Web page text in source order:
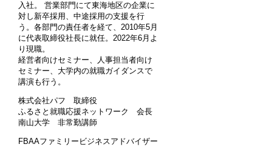
入社。 営業部門にて東海地区の企業に
対し新卒採用、中途採用の支援を行
う。各部門の責任者を経て、2010年5月
に代表取締役社長に就任。2022年6月よ
り現職。
経営者向けセミナー、人事担当者向け
セミナー、大学内の就職ガイダンスで
講演も行う。
株式会社パフ 取締役
ふるさと就職応援ネットワーク 会長
南山大学 非常勤講師
FBAAファミリービジネスアドバイザー